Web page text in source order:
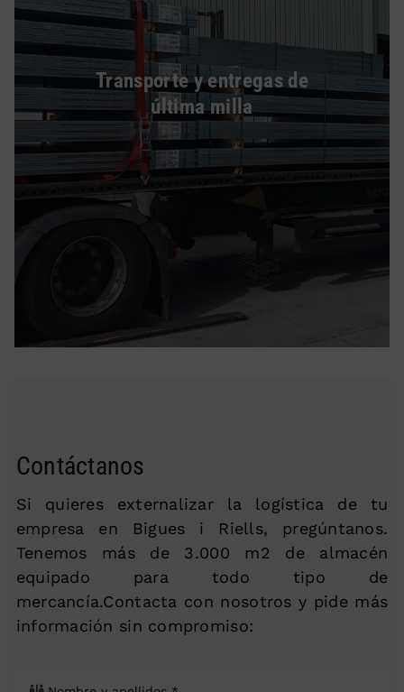
Transporte y entregas de
última milla
Contáctanos
Si quieres externalizar la logística de tu
empresa en Bigues i Riells, pregúntanos.
Tenemos más de 3.000 m2 de almacén
equipado para todo tipo de
mercancía.Contacta con nosotros y pide más
información sin compromiso: